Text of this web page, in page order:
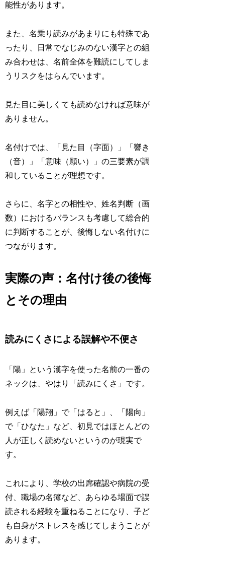
能性があります。
また、名乗り読みがあまりにも特殊であ
ったり、日常でなじみのない漢字との組
み合わせは、名前全体を難読にしてしま
うリスクをはらんでいます。
見た目に美しくても読めなければ意味が
ありません。
名付けでは、「見た目（字面）」「響き
（音）」「意味（願い）」の三要素が調
和していることが理想です。
さらに、名字との相性や、姓名判断（画
数）におけるバランスも考慮して総合的
に判断することが、後悔しない名付けに
つながります。
実際の声：名付け後の後悔
とその理由
読みにくさによる誤解や不便さ
「陽」という漢字を使った名前の一番の
ネックは、やはり「読みにくさ」です。
例えば「陽翔」で「はると」、「陽向」
で「ひなた」など、初見ではほとんどの
人が正しく読めないというのが現実で
す。
これにより、学校の出席確認や病院の受
付、職場の名簿など、あらゆる場面で誤
読される経験を重ねることになり、子ど
も自身がストレスを感じてしまうことが
あります。